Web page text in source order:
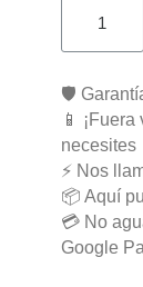
🛡️
📱
necesites
⚡ Nos
📦 Aquí
💳 No
Google